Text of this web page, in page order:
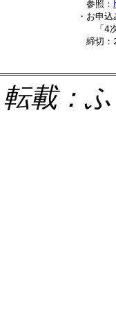
参照：
・お申
「4次
転載：